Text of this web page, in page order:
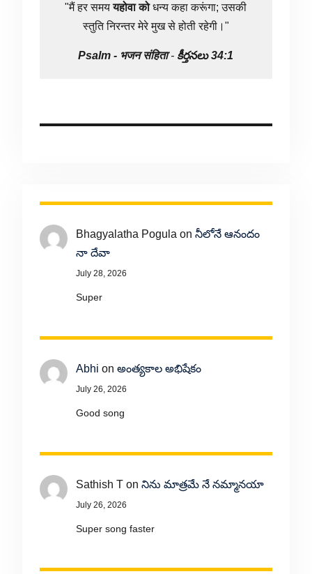
"मैं हर समययहोवा कोधन्य कहा करूंगा; उसकी
स्तुति निरन्तर मेरे मुख से होती रहेगी।"
Psalm - भजन संहिता- కీర్తనలు 34:1
Bhagyalatha Pogula on నీలోనే ఆనందం
నా దేవా
July 28, 2026
Super
Abhi on అంత్యకాల అభిషేకం
July 26, 2026
Good song
Sathish Ton నిను మాత్రమే నే నమ్మానయా
July 26, 2026
Super song faster